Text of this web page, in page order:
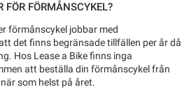
FÖR FÖRMÅNSCYKEL?
förmånscykel jobbar med
det finns begränsade tillfällen per år då
Hos Lease a Bike finns inga
att beställa din förmånscykel från
som helst på året.